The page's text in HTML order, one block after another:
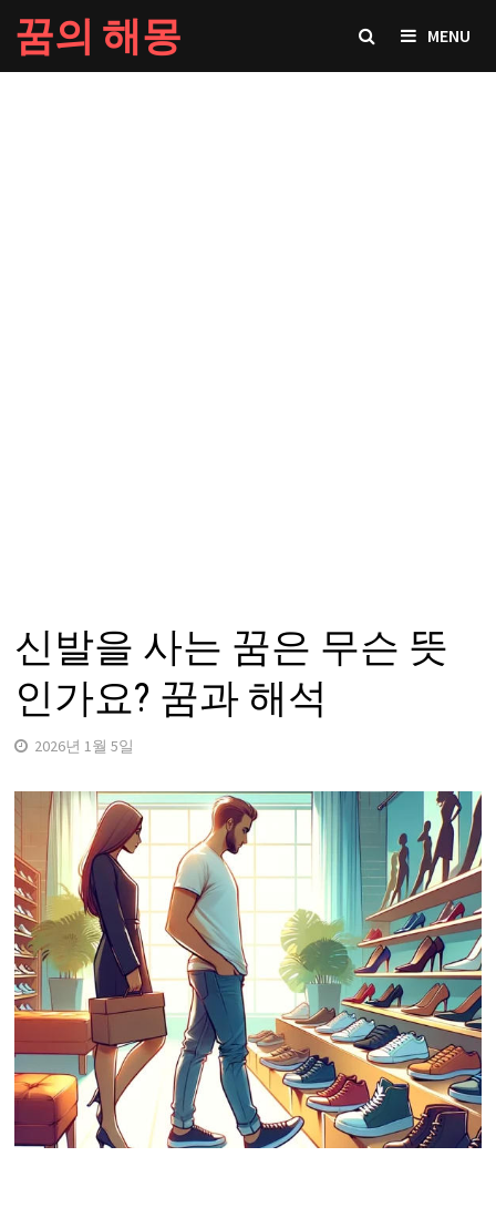
Skip
to
content
꿈의 해몽 MENU
신발을 사는 꿈은 무슨 뜻
인가요? 꿈과 해석
2026년 1월 5일